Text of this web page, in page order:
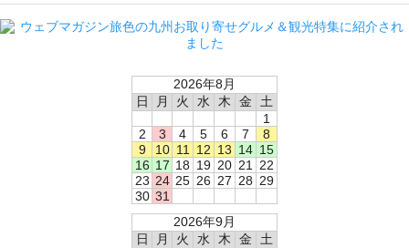
2026年8月
日
月 火 水 木 金
土
1
2
3 4 5 6 7
8
9
10 11 12 13 14 15
16 17 18 19 20 21
22
23 24 25 26 27 28 29
30 31
2026年9月
日
月 火 水 木 金
土